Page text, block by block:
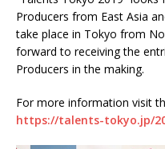
Producers from East Asia
take place in Tokyo from
forward to receiving the
Producers in the making.
For more information visit
https://talents-tokyo.jp/